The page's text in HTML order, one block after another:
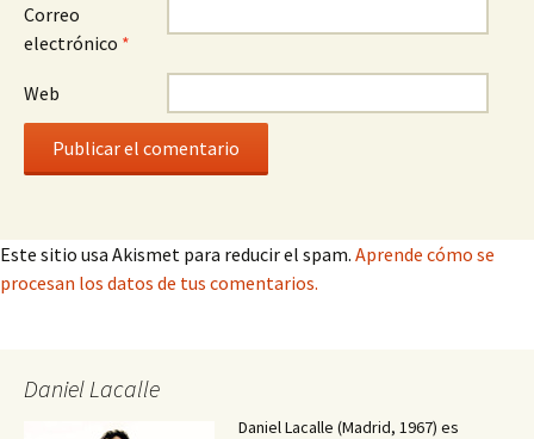
Correo
electrónico *
Web
Este sitio usa Akismet para reducir el spam. Aprende cómo se
procesan los datos de tus comentarios.
Daniel Lacalle
Daniel Lacalle (Madrid, 1967) es